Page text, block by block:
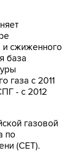
и сжиженного
база
газа с 2011
- с 2012
газовой
по
(CET).